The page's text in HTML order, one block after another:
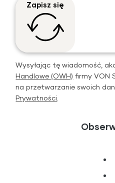
Zapisz się
Wysyłając tę wiadomość,
Handlowe (OWH) firmy VON
na przetwarzanie swoich
Prywatności